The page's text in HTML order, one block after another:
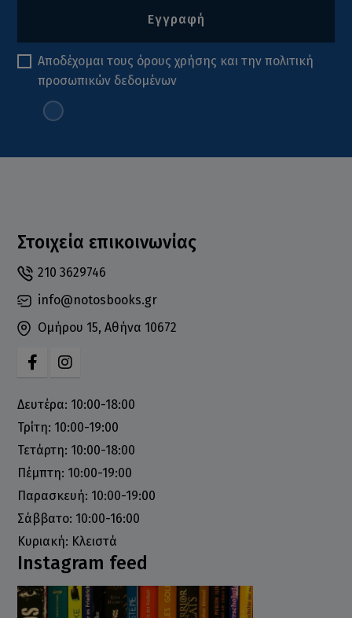
Εγγραφή
Αποδέχομαι τους όρους χρήσης και τηνπολιτική
προσωπικών δεδομένων
Στοιχεία επικοινωνίας
210 3629746
info@notosbooks.gr
Ομήρου 15, Αθήνα 10672
Δευτέρα: 10:00-18:00
Τρίτη: 10:00-19:00
Τετάρτη: 10:00-18:00
Πέμπτη: 10:00-19:00
Παρασκευή: 10:00-19:00
Σάββατο: 10:00-16:00
Κυριακή: Κλειστά
Instagram feed